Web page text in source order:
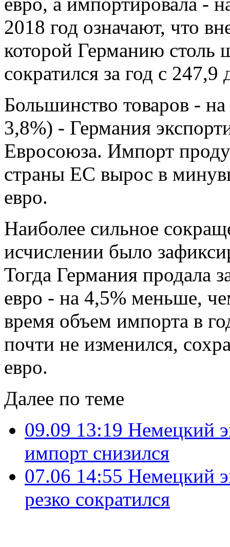
2018 год означают, что
которой Германию столь
сократился за год с
Большинство товаров -
3,8%) - Германия
Евросоюза. Импорт
страны ЕС вырос в
евро.
Наиболее сильное
исчислении было
Тогда Германия продала
евро - на 4,5% меньше,
время объем импорта в
почти не изменился,
евро.
Далее по теме
09.09 13:19 Немецкий
импорт снизился
07.06 14:55 Немецкий
резко сократился